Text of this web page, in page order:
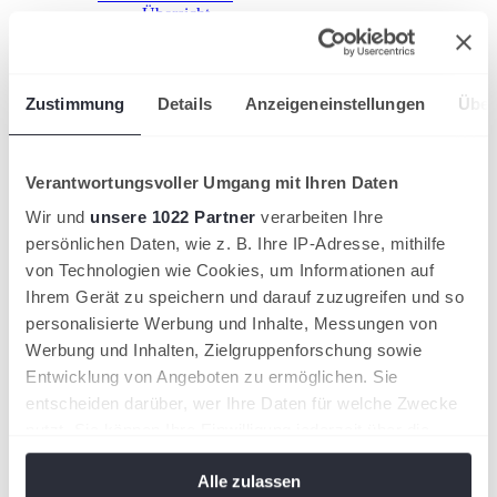
Zustimmung Details Anzeigeneinstellungen
Verantwortungsvoller Umgang mit Ihren Daten
Wir und unsere 1022 Partner verarbeiten Ihre
persönlichen Daten, wie z. B. Ihre IP-Adresse, mithilfe
von Technologien wie Cookies, um Informationen auf
Ihrem Gerät zu speichern und darauf zuzugreifen und so
personalisierte Werbung und Inhalte, Messungen von
Werbung und Inhalten, Zielgruppenforschung sowie
Entwicklung von Angeboten zu ermöglichen. Sie
entscheiden darüber, wer Ihre Daten für welche Zwecke
Cookie-Erklärung oder durch Klicken auf das Privacy
Trigger Symbol ändern oder widerrufen
Alle zulassen
Übersicht
Jugend trainiert
Ehrenamt fördern
Ehrenamt gewinnen
Ehrungen
HTV-Mitgliedschaft
Leistungssport
Nachwuchsförderung im HTV
Übersicht
HTV-Trainerteam
Förderkonzept
Stützpunkte
HTV-Partnertrainer
Duale Karriere
Internationale Turniere
Aus- & Fortbildung
Trainer
Übersicht
Trainer werden!